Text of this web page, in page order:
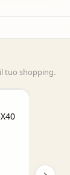
tuo shopping.